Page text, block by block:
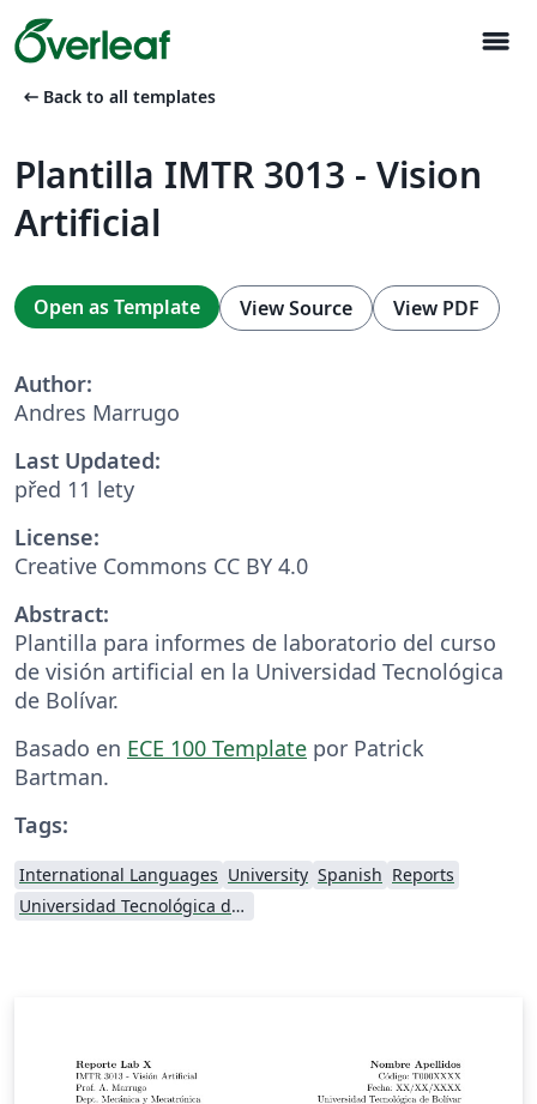
menu
arrow_left_alt Back to all templates
Plantilla IMTR 3013 - Vision
Artificial
Open as Template View Source View PDF
Author:
Andres Marrugo
Last Updated:
před 11 lety
License:
Creative Commons CC BY 4.0
Abstract:
Plantilla para informes de laboratorio del curso
de visión artificial en la Universidad Tecnológica
de Bolívar.
Basado en ECE 100 Template por Patrick
Bartman.
Tags:
International Languages University Spanish Reports
Universidad Tecnológica de Bolívar